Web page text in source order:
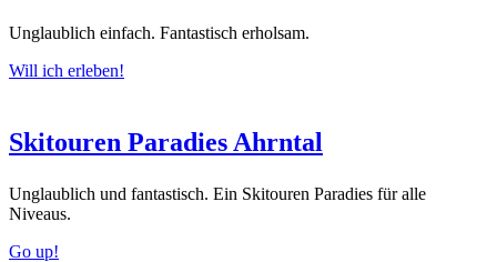
Unglaublich einfach. Fantastisch erholsam.
Will ich erleben!
Skitouren Paradies Ahrntal
Unglaublich und fantastisch. Ein Skitouren Paradies für alle
Niveaus.
Go up!